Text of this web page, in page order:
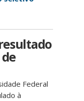
Federal
à